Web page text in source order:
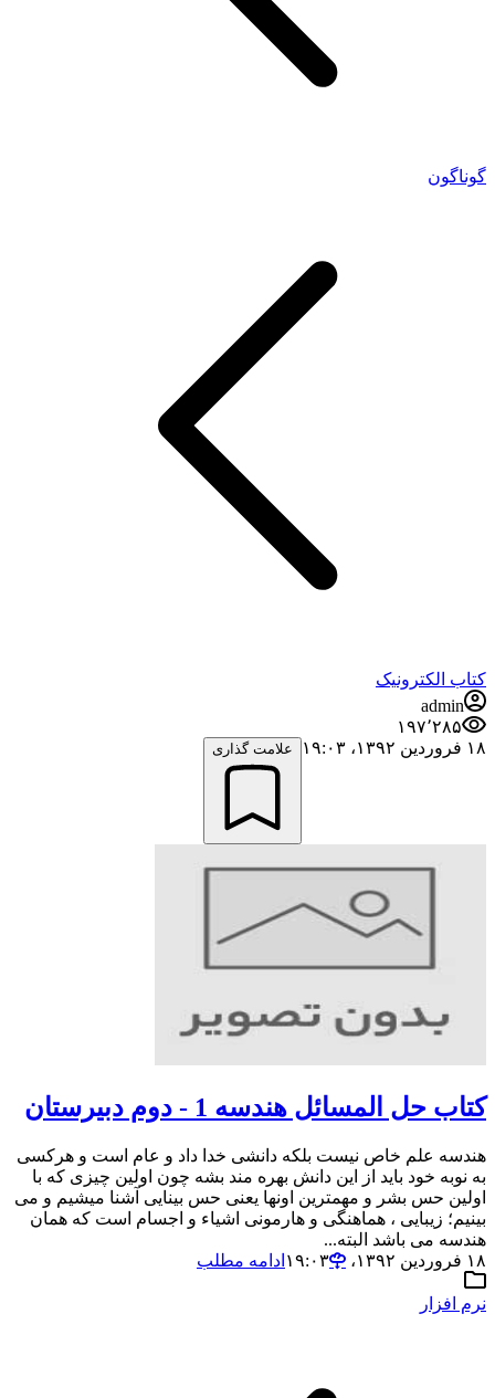
گوناگون
کتاب الکترونیک
admin
۱۹۷٬۲۸۵
۱۸ فروردین ۱۳۹۲،‏ ۱۹:۰۳
علامت گذاری
کتاب حل المسائل هندسه 1 - دوم دبیرستان
هندسه علم خاص نیست بلکه دانشی خدا داد و عام است و هرکسی
به نوبه خود باید از این دانش بهره مند بشه چون اولین چیزی که با
اولین حس بشر و مهمترین اونها یعنی حس بینایی آشنا میشیم و می
بینیم؛ زیبایی ، هماهنگی و هارمونی اشیاء و اجسام است که همان
هندسه می باشد البته...
۱۸ فروردین ۱۳۹۲،‏ ۱۹:۰۳
ادامه مطلب
نرم افزار